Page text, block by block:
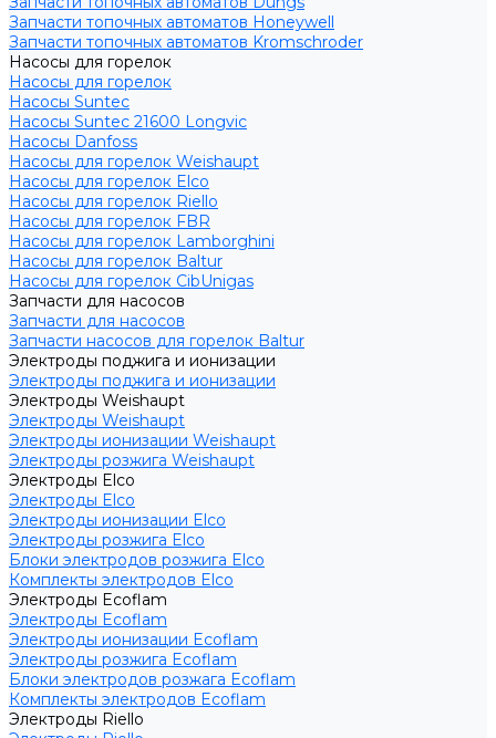
Запчасти топочных автоматов Honeywell
Запчасти топочных автоматов Kromschroder
Насосы для горелок
Насосы для горелок
Насосы Suntec
Насосы Suntec 21600 Longvic
Насосы Danfoss
Насосы для горелок Weishaupt
Насосы для горелок Elco
Насосы для горелок Riello
Насосы для горелок FBR
Насосы для горелок Lamborghini
Насосы для горелок Baltur
Насосы для горелок CibUnigas
Запчасти для насосов
Запчасти для насосов
Запчасти насосов для горелок Baltur
Электроды поджига и ионизации
Электроды поджига и ионизации
Электроды Weishaupt
Электроды Weishaupt
Электроды ионизации Weishaupt
Электроды розжига Weishaupt
Электроды Elco
Электроды Elco
Электроды ионизации Elco
Электроды розжига Elco
Блоки электродов розжига Elco
Комплекты электродов Elco
Электроды Ecoflam
Электроды Ecoflam
Электроды ионизации Ecoflam
Электроды розжига Ecoflam
Блоки электродов розжага Ecoflam
Комплекты электродов Ecoflam
Электроды Riello